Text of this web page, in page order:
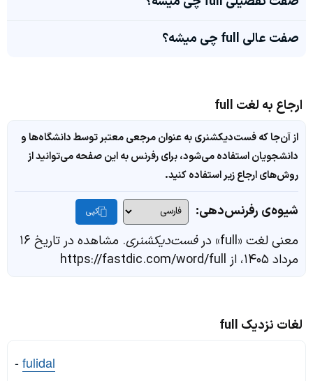
صفت عالی full چی میشه؟
ارجاع به لغت full
از آن‌جا که فست‌دیکشنری به عنوان مرجعی معتبر توسط دانشگاه‌ها و
دانشجویان استفاده می‌شود، برای رفرنس به این صفحه می‌توانید از
روش‌های ارجاع زیر استفاده کنید.
شیوه‌ی رفرنس‌دهی: کپی
معنی لغت «full» در فست‌دیکشنری
. مشاهده در تاریخ ۱۶
مرداد ۱۴۰۵، از https://fastdic.com/word/full
لغات نزدیک full
-fulidal